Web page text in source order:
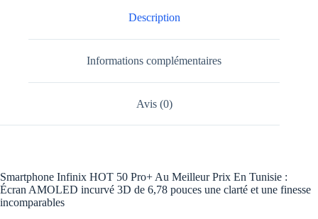
Description
Informations complémentaires
Avis (0)
Smartphone Infinix HOT 50 Pro+ Au Meilleur Prix En Tunisie :
Écran AMOLED incurvé 3D de 6,78 pouces une clarté et une finesse
incomparables